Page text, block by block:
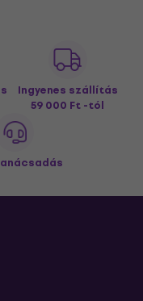
Ingyenes szállítás
59 000 Ft -tól